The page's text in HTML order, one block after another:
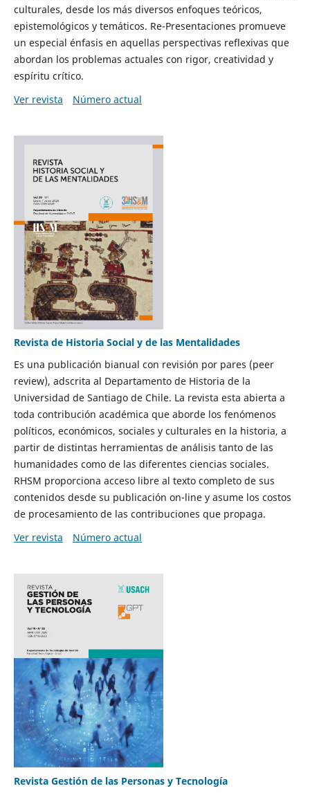
culturales, desde los más diversos enfoques teóricos,
epistemológicos y temáticos. Re-Presentaciones promueve
un especial énfasis en aquellas perspectivas reflexivas que
abordan los problemas actuales con rigor, creatividad y
espíritu crítico.
Ver revista
Número actual
Revista de Historia Social y de las Mentalidades
Es una publicación bianual con revisión por pares (peer
review), adscrita al Departamento de Historia de la
Universidad de Santiago de Chile. La revista esta abierta a
toda contribución académica que aborde los fenómenos
políticos, económicos, sociales y culturales en la historia, a
partir de distintas herramientas de análisis tanto de las
humanidades como de las diferentes ciencias sociales.
RHSM proporciona acceso libre al texto completo de sus
contenidos desde su publicación on-line y asume los costos
de procesamiento de las contribuciones que propaga.
Ver revista
Número actual
Revista Gestión de las Personas y Tecnología